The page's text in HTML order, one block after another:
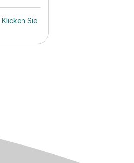
Klicken Sie